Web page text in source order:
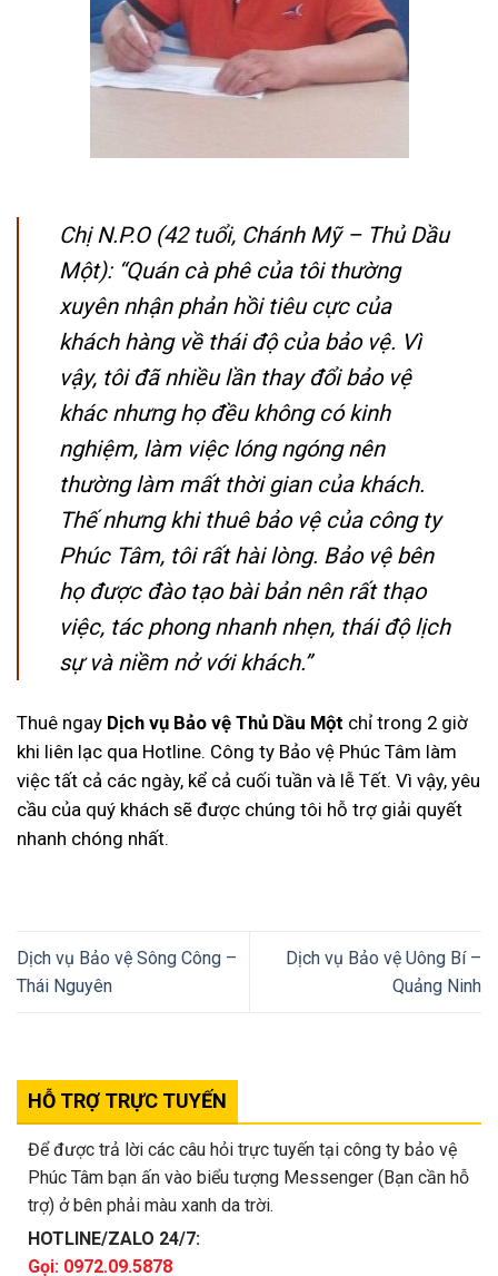
Chị N.P.O (42 tuổi, Chánh Mỹ – Thủ Dầu
Một): “Quán cà phê của tôi thường
xuyên nhận phản hồi tiêu cực của
khách hàng về thái độ của bảo vệ. Vì
vậy, tôi đã nhiều lần thay đổi bảo vệ
khác nhưng họ đều không có kinh
nghiệm, làm việc lóng ngóng nên
thường làm mất thời gian của khách.
Thế nhưng khi thuê bảo vệ của công ty
Phúc Tâm, tôi rất hài lòng. Bảo vệ bên
họ được đào tạo bài bản nên rất thạo
việc, tác phong nhanh nhẹn, thái độ lịch
sự và niềm nở với khách.”
Thuê ngay Dịch vụ Bảo vệ Thủ Dầu Một chỉ trong 2 giờ
khi liên lạc qua Hotline. Công ty Bảo vệ Phúc Tâm làm
việc tất cả các ngày, kể cả cuối tuần và lễ Tết. Vì vậy, yêu
cầu của quý khách sẽ được chúng tôi hỗ trợ giải quyết
nhanh chóng nhất.
Dịch vụ Bảo vệ Sông Công –
Thái Nguyên
Dịch vụ Bảo vệ Uông Bí –
Quảng Ninh
HỖ TRỢ TRỰC TUYẾN
Để được trả lời các câu hỏi trực tuyến tại công ty bảo vệ
Phúc Tâm bạn ấn vào biểu tượng Messenger (Bạn cần hỗ
trợ) ở bên phải màu xanh da trời.
HOTLINE/ZALO 24/7:
Gọi: 0972.09.5878